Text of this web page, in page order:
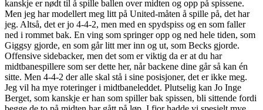
kanskje er nødt til å spille ballen over midten og opp på spissene.
Men jeg har modellert meg litt på United-måten å spille på, det har
jeg. Altså, det er jo 4-4-2, men med en spydspiss og en som faller
ned i rommet bak. En ving som springer opp og ned hele tiden, som
Giggsy gjorde, en som går litt mer inn og ut, som Becks gjorde.
Offensive sidebacker, men det som er viktig da er at du har
midtbanespillere som ser dette her, når backene dine går så kan én
sitte. Men 4-4-2 der alle skal stå i sine posisjoner, det er ikke meg.
Jeg vil ha mye roteringer i midtbaneleddet. Plutselig kan Jo Inge
Berget, som kanskje er han som spiller bak spissen, bli sittende fordi